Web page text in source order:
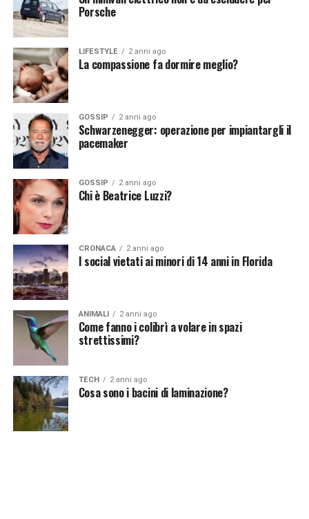
Porsche
LIFESTYLE 2 anni ago
La compassione fa dormire meglio?
GOSSIP 2 anni ago
Schwarzenegger: operazione per impiantargli il
pacemaker
GOSSIP 2 anni ago
Chi è Beatrice Luzzi?
CRONACA 2 anni ago
I social vietati ai minori di 14 anni in Florida
ANIMALI 2 anni ago
Come fanno i colibrì a volare in spazi
strettissimi?
TECH 2 anni ago
Cosa sono i bacini di laminazione?